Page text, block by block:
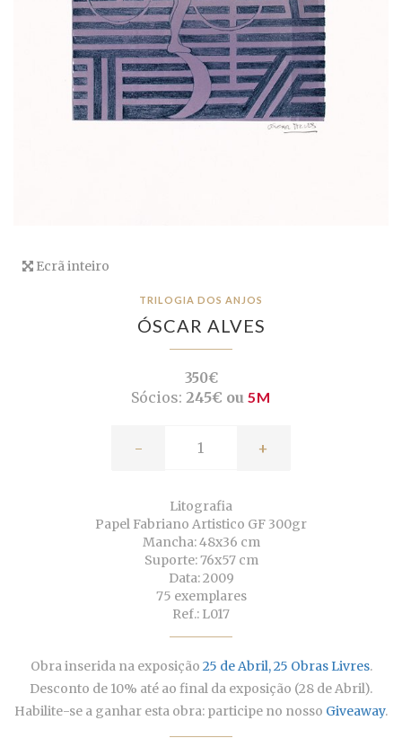
Ecrã inteiro
TRILOGIA DOS ANJOS
ÓSCAR ALVES
350€
Sócios: 245€ ou 5M
- +
Litografia
Papel Fabriano Artistico GF 300gr
Mancha: 48x36 cm
Suporte: 76x57 cm
Data: 2009
75 exemplares
Ref.: L017
Obra inserida na exposição 25 de Abril, 25 Obras Livres.
Desconto de 10% até ao final da exposição (28 de Abril).
Habilite-se a ganhar esta obra: participe no nosso Giveaway.